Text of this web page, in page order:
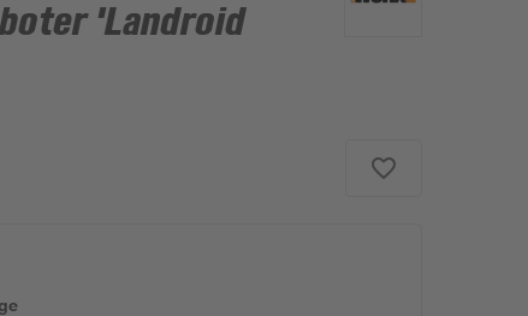
'Landroid